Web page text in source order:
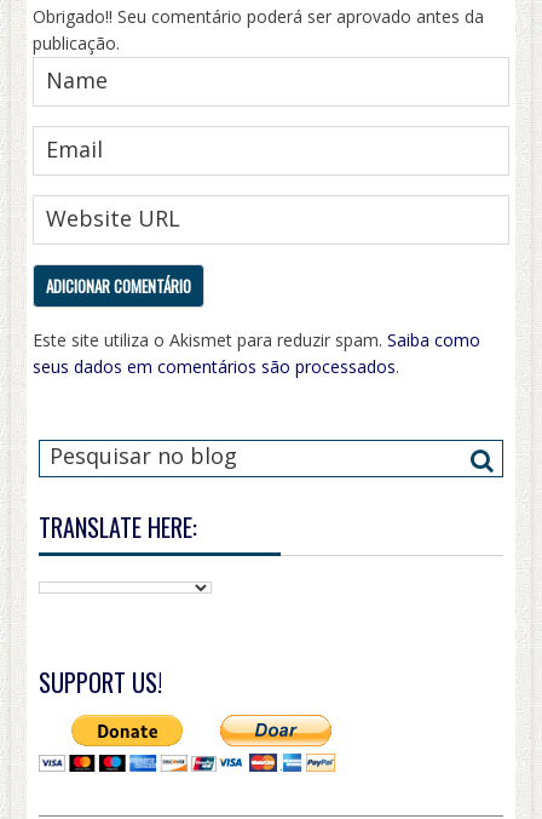
Obrigado!! Seu comentário poderá ser aprovado antes da
publicação.
Este site utiliza o Akismet para reduzir spam.Saiba como
seus dados em comentários são processados.
TRANSLATE HERE:
SUPPORT US!